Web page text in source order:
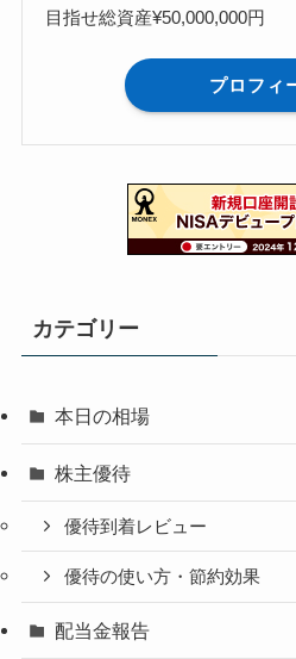
目指せ総資産¥50,000,000円
プロフィ
カテゴリー
本日の相場
株主優待
優待到着レビュー
優待の使い方・節約効果
配当金報告